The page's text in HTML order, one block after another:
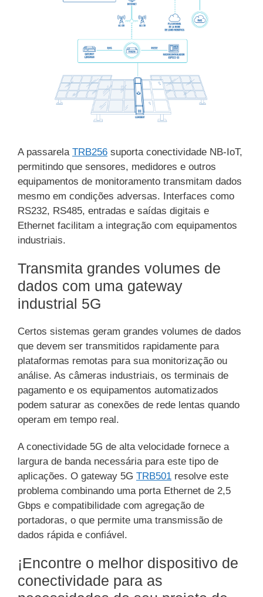
A passarela TRB256 suporta conectividade NB-IoT,
permitindo que sensores, medidores e outros
equipamentos de monitoramento transmitam dados
mesmo em condições adversas. Interfaces como
RS232, RS485, entradas e saídas digitais e
Ethernet facilitam a integração com equipamentos
industriais.
Transmita grandes volumes de
dados com uma gateway
industrial 5G
Certos sistemas geram grandes volumes de dados
que devem ser transmitidos rapidamente para
plataformas remotas para sua monitorização ou
análise. As câmeras industriais, os terminais de
pagamento e os equipamentos automatizados
podem saturar as conexões de rede lentas quando
operam em tempo real.
A conectividade 5G de alta velocidade fornece a
largura de banda necessária para este tipo de
aplicações. O gateway 5G TRB501 resolve este
problema combinando uma porta Ethernet de 2,5
Gbps e compatibilidade com agregação de
portadoras, o que permite uma transmissão de
dados rápida e confiável.
¡Encontre o melhor dispositivo de
conectividade para as